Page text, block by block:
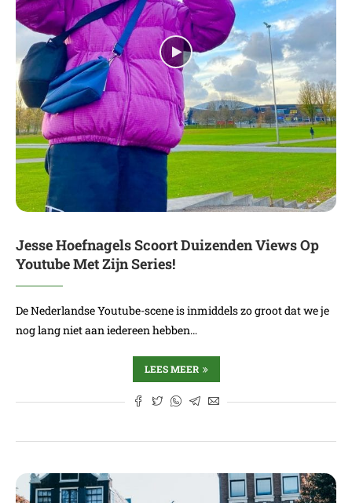
Jesse Hoefnagels Scoort Duizenden Views Op
Youtube Met Zijn Series!
De Nederlandse Youtube-scene is inmiddels zo groot dat we je
nog lang niet aan iedereen hebben…
LEES MEER